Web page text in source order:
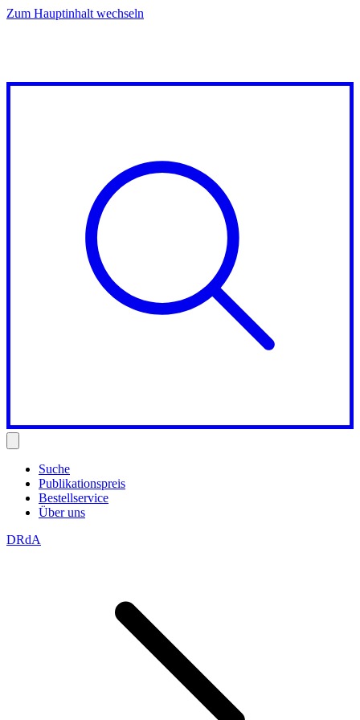
Zum Hauptinhalt wechseln
Suche
Publikationspreis
Bestellservice
Über uns
DRdA